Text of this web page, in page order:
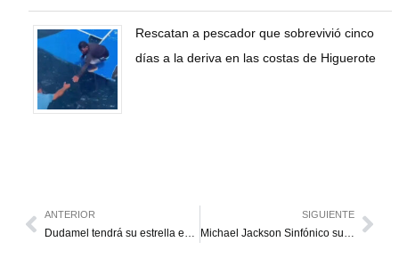
Rescatan a pescador que sobrevivió cinco
días a la deriva en las costas de Higuerote
ANTERIOR
Dudamel tendrá su estrella en el Paseo de la Fama
SIGUIENTE
Michael Jackson Sinfónico suena hoy en el Baralt